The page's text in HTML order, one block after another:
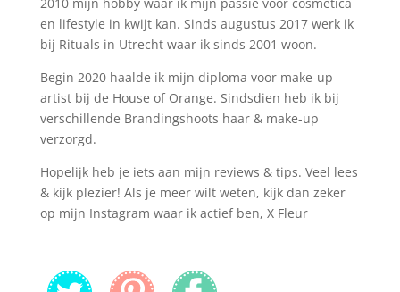
en lifestyle in kwijt kan. Sinds augustus 2017 werk ik
bij Rituals in Utrecht waar ik sinds 2001 woon.
Begin 2020 haalde ik mijn diploma voor make-up
artist bij de House of Orange. Sindsdien heb ik bij
verschillende Brandingshoots haar & make-up
verzorgd.
Hopelijk heb je iets aan mijn reviews & tips. Veel lees
& kijk plezier! Als je meer wilt weten, kijk dan zeker
op mijn Instagram waar ik actief ben, X Fleur